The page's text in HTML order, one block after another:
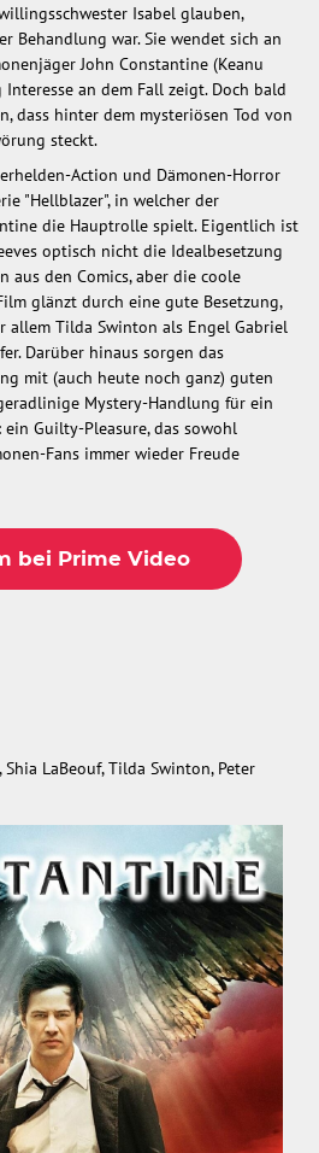
Isabel glauben,
Behandlung war. Sie wendet sich an
John Constantine (Keanu
Interesse an dem Fall zeigt. Doch bald
dass hinter dem mysteriösen Tod von
steckt.
Action und Dämonen-Horror
"Hellblazer", in welcher der
die Hauptrolle spielt. Eigentlich ist
optisch nicht die Idealbesetzung
aus den Comics, aber die coole
glänzt durch eine gute Besetzung,
allem Tilda Swinton als Engel Gabriel
Darüber hinaus sorgen das
mit (auch heute noch ganz) guten
Mystery-Handlung für ein
Guilty-Pleasure, das sowohl
Fans immer wieder Freude
bei Prime Video
Shia LaBeouf, Tilda Swinton, Peter